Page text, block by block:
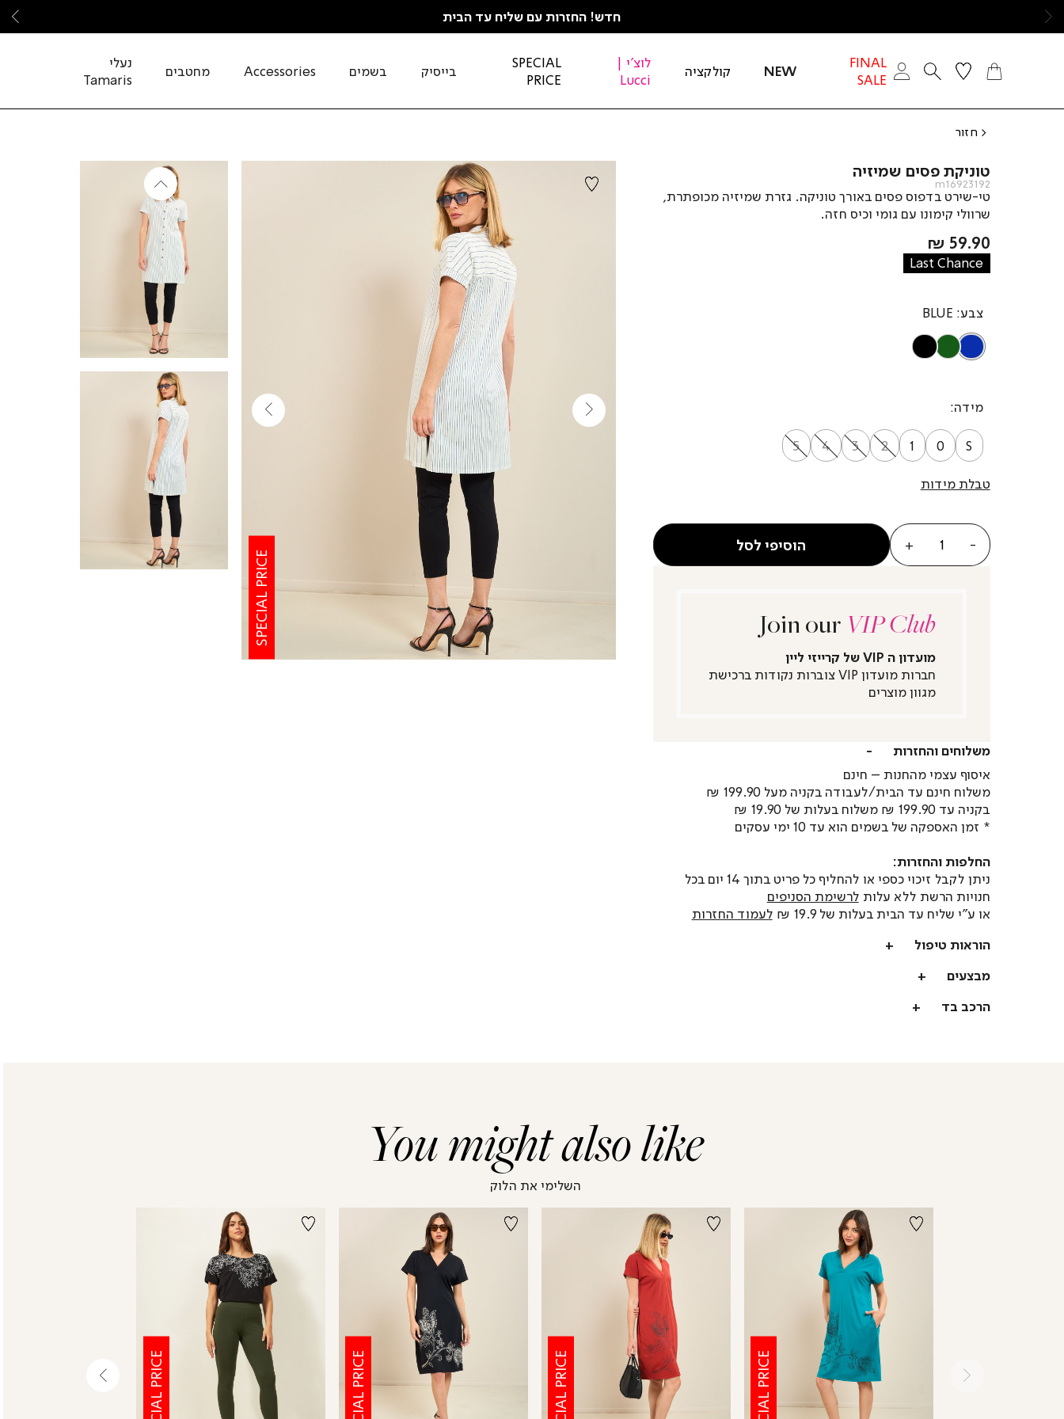
חדש! החזרות עם שליח עד הבית
FINAL
SALE
NEW קולקציה
לוצ'י |
Lucci
SPECIAL
PRICE
בייסיק בשמים Accessories מחטבים
נעלי
Tamaris
חזור
טוניקת פסים שמיזיה
m16923192
טי-שירט בדפוס פסים באורך טוניקה. גזרת שמיזיה מכופתרת,
שרוולי קימונו עם גומי וכיס חזה.
מחיר
מוצר
59.90 ₪
Last Chance
צבע BLUE
BLUE
OLIVE
BLACK
מידה
S
0
1
2
3
4
5
טבלת מידות
הוסיפי לסל
Join ourVIP Club
מועדון ה VIP של קרייזי ליין
חברות מועדון VIP צוברות נקודות ברכישת
מגוון מוצרים
משלוחים והחזרות
הוראות טיפול
מבצעים
הרכב בד
איסוף עצמי מהחנות – חינם
משלוח חינם עד הבית/לעבודה בקניה מעל 199.90 ₪
בקניה עד 199.90 ₪ משלוח בעלות של 19.90 ₪
* זמן האספקה של בשמים הוא עד 10 ימי עסקים
החלפות והחזרות:
ניתן לקבל זיכוי כספי או להחליף כל פריט בתוך 14 יום בכל
חנויות הרשת ללא עלותלרשימת הסניפים
או ע"י שליח עד הבית בעלות של 19.9 ₪
לעמוד החזרות
SPECIAL PRICE
You might also like
השלימי את הלוק
SPECIAL PRICE
SPECIAL PRICE
SPECIAL PRICE
SPECIAL PRICE
SPECIAL PRICE